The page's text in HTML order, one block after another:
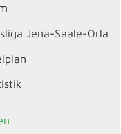
Jena-Saale-Orla